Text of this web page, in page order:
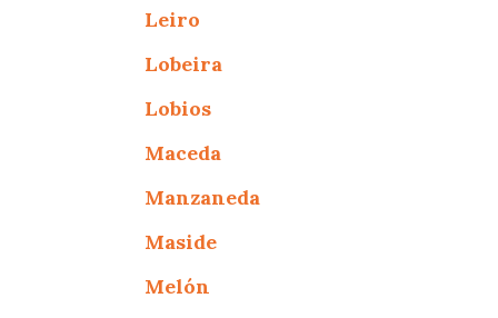
Leiro
Lobeira
Lobios
Maceda
Manzaneda
Maside
Melón